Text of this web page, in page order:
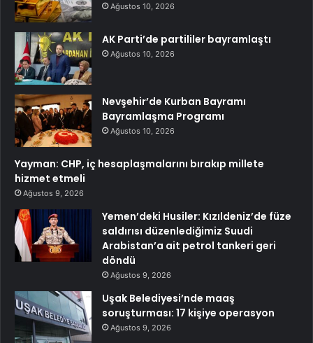
Ağustos 10, 2026
AK Parti’de partililer bayramlaştı
Ağustos 10, 2026
Nevşehir’de Kurban Bayramı
Bayramlaşma Programı
Ağustos 10, 2026
Yayman: CHP, iç hesaplaşmalarını bırakıp millete
hizmet etmeli
Ağustos 9, 2026
Yemen’deki Husiler: Kızıldeniz’de füze
saldırısı düzenlediğimiz Suudi
Arabistan’a ait petrol tankeri geri
döndü
Ağustos 9, 2026
Uşak Belediyesi’nde maaş
soruşturması: 17 kişiye operasyon
Ağustos 9, 2026